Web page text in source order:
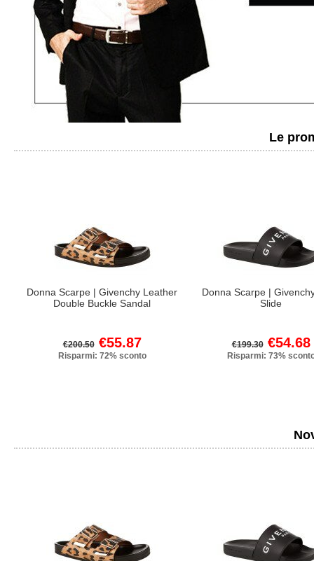
Le
Donna Scarpe | Givenchy Leather
Double Buckle Sandal
€200.50 €55.87
Risparmi: 72% sconto
Donna Scarpe |
Slide
€199.30 €54.68
Risparmi: 73%